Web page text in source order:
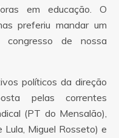
em educação. O
preferiu mandar um
de nossa
políticos da direção
pelas correntes
(PT do Mensalão),
Miguel Rosseto) e